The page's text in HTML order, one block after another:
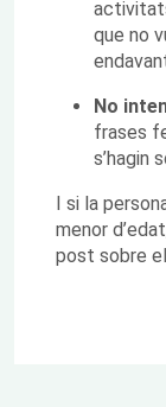
que no
No
frases
s’hagin
I si la
menor
post sobre